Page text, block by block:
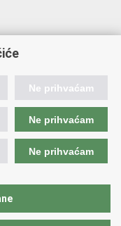
manjina
prava
Ne prihvaćam
Ne prihvaćam
Ne prihvaćam